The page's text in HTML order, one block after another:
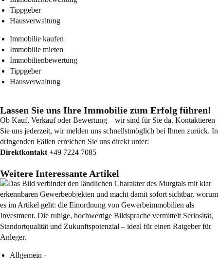
Tippgeber
Hausverwaltung
Immobilie kaufen
Immobilie mieten
Immobilienbewertung
Tippgeber
Hausverwaltung
Lassen Sie uns Ihre Immobilie zum Erfolg führen!
Ob Kauf, Verkauf oder Bewertung – wir sind für Sie da. Kontaktieren
Sie uns jederzeit, wir melden uns schnellstmöglich bei Ihnen zurück. In
dringenden Fällen erreichen Sie uns direkt unter:
Direktkontakt +49 7224 7085
Weitere Interessante Artikel
Allgemein ·